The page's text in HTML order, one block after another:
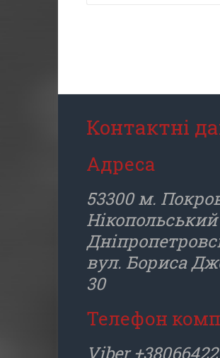
Контактні
Адреса
53300 м.
вул. Бориса
30
Телефон
Viber